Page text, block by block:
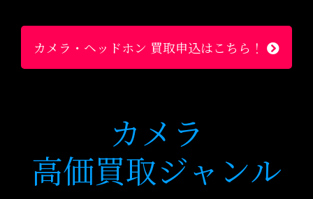
カメラ・ヘッドホン 買取申込はこちら！
カメラ
高価買取ジャンル